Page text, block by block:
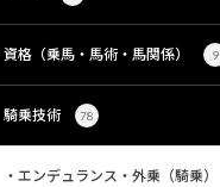
格（乗馬・馬術・馬関係） 9
乗技術 78
エンデュランス・外乗（騎乗）